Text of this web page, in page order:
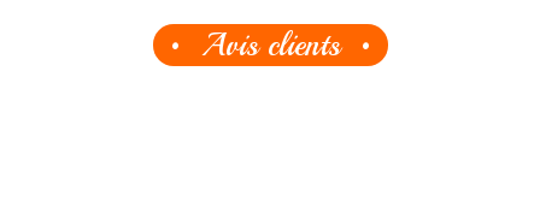
Avis clients